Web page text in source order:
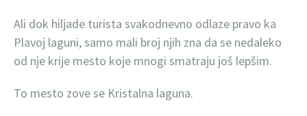
Ali dok hiljade turista svakodnevno odlaze pravo ka
Plavoj laguni, samo mali broj njih zna da se nedaleko
od nje krije mesto koje mnogi smatraju još lepšim.
To mesto zove se Kristalna laguna.